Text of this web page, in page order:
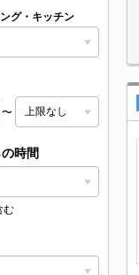
グ・キッチン
〜
時間
む